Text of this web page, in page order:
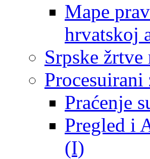
Mape
hrvatskoj
Srpske
Praćenje
Pregled i
(I)